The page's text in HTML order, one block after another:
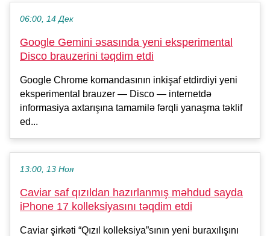
06:00, 14 Дек
Google Gemini əsasında yeni eksperimental
Disco brauzerini təqdim etdi
Google Chrome komandasının inkişaf etdirdiyi yeni
eksperimental brauzer — Disco — internetdə
informasiya axtarışına tamamilə fərqli yanaşma təklif
ed...
13:00, 13 Ноя
Caviar saf qızıldan hazırlanmış məhdud sayda
iPhone 17 kolleksiyasını təqdim etdi
Caviar şirkəti “Qızıl kolleksiya”sının yeni buraxılışını